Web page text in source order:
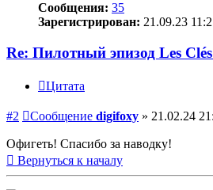
Сообщения: 35
Зарегистрирован: 21.09.23
Re: Пилотный эпизод Les
Цитата
#2 Сообщение digifoxy » 21.02.24
Офигеть! Спасибо за наводку!
Вернуться к началу